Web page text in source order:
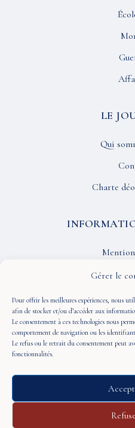
Gérer le
Pour offrir les meilleures expériences, nous
afin de stocker et/ou d’accéder aux
Le consentement à ces technologies nous
comportement de navigation ou les
Le refus ou le retrait du consentement peut
fonctionnalités.
LE
Qui
Charte
© 2026 À Portée de